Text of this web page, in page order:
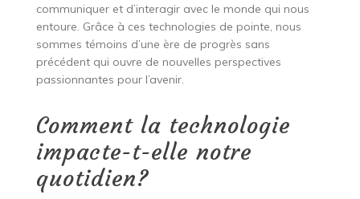
communiquer et d’interagir avec le monde qui nous
entoure. Grâce à ces technologies de pointe, nous
sommes témoins d’une ère de progrès sans
précédent qui ouvre de nouvelles perspectives
passionnantes pour l’avenir.
Comment la technologie
impacte-t-elle notre
quotidien?